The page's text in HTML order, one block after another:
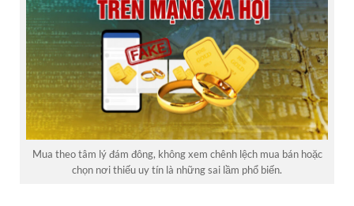
Mua theo tâm lý đám đông, không xem chênh lệch mua bán hoặc
chọn nơi thiếu uy tín là những sai lầm phổ biến.